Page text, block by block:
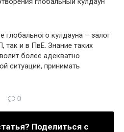
глобального кулдауна – залог
так и в ПвЕ. Знание таких
более адекватно
ситуации, принимать
0
Поделиться с